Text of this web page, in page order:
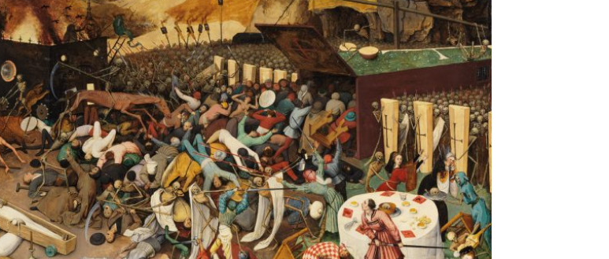
Personajes secundarios
Política
Vidas paralelas
Voces y lecturas